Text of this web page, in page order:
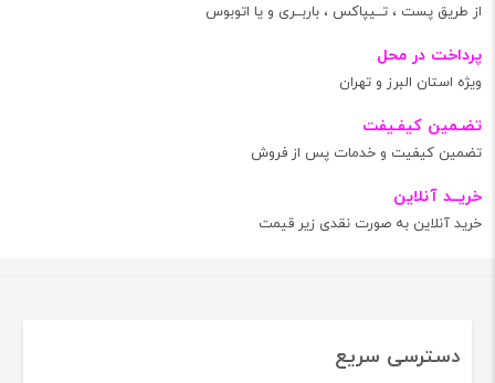
از طریق پست ، تــیپاکس ، باربــری و یا اتوبوس
پرداخت در محل
ویژه استان البرز و تهران
تضـمین کیفـیفت
تضمین کیفیت و خدمات پس از فروش
خریــد آنلاین
خرید آنلاین به صورت نقدی زیر قیمت
دسترسی سریع